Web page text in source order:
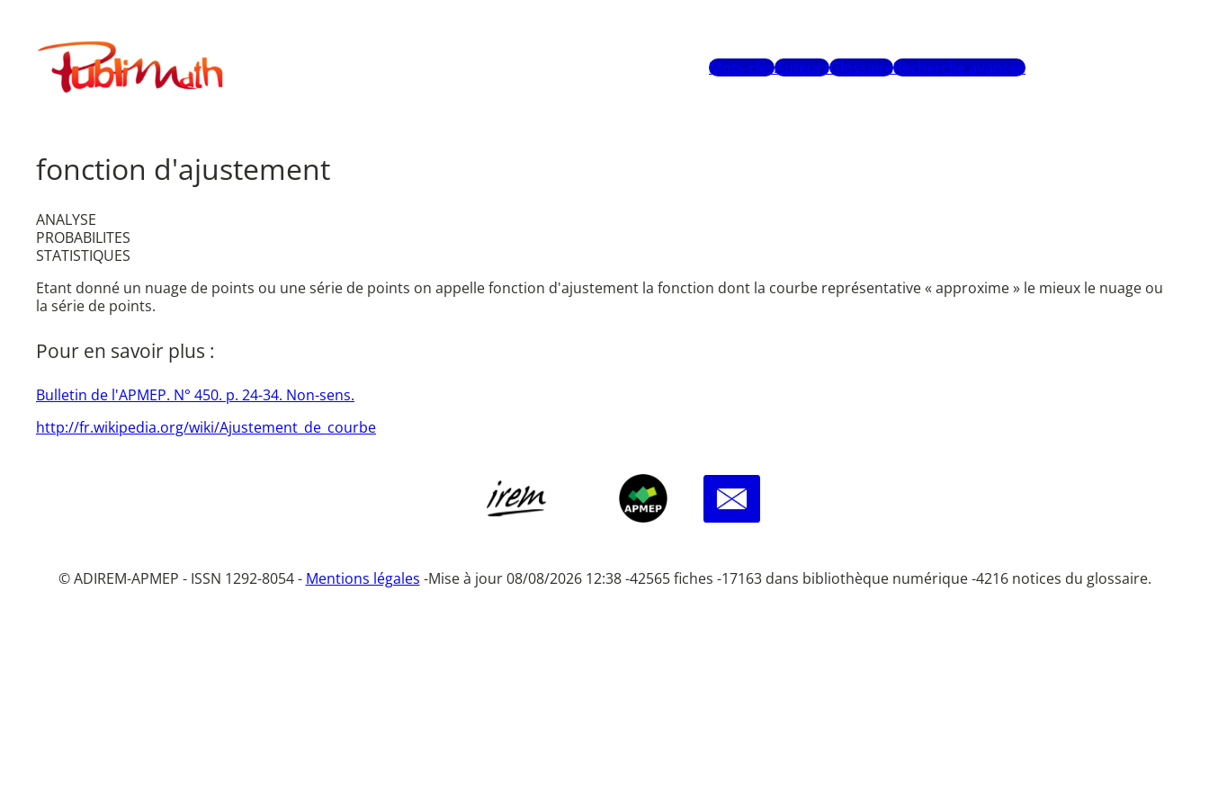
contenuPublimath
Mots-clésAuteursGlossaireRecherche avancée
fonction d'ajustement
ANALYSE
PROBABILITES
STATISTIQUES
Etant donné un nuage de points ou une série de points on appelle fonction d'ajustement la fonction dont la courbe représentative « approxime » le mieux le nuage ou
la série de points.
Pour en savoir plus :
Bulletin de l'APMEP. N° 450. p. 24-34. Non-sens.
http://fr.wikipedia.org/wiki/Ajustement_de_courbe
© ADIREM-APMEP - ISSN 1292-8054 - Mentions légales -Mise à jour 08/08/2026 12:38 -42565 fiches -17163 dans bibliothèque numérique -4216 notices du glossaire.